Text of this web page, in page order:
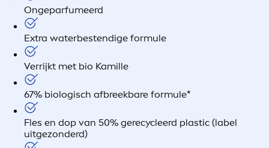
Ongeparfumeerd
Extra waterbestendige formule
Verrijkt met bio Kamille
67% biologisch afbreekbare formule*
Fles en dop van 50% gerecycleerd plastic (label
uitgezonderd)